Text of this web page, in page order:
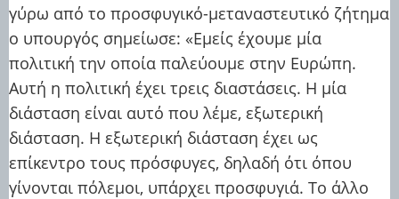
γύρω από το προσφυγικό-μεταναστευτικό ζήτημα
ο υπουργός σημείωσε: «Εμείς έχουμε μία
πολιτική την οποία παλεύουμε στην Ευρώπη.
Αυτή η πολιτική έχει τρεις διαστάσεις. Η μία
διάσταση είναι αυτό που λέμε, εξωτερική
διάσταση. Η εξωτερική διάσταση έχει ως
επίκεντρο τους πρόσφυγες, δηλαδή ότι όπου
γίνονται πόλεμοι, υπάρχει προσφυγιά. Το άλλο